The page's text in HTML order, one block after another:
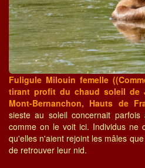
Fuligule Milouin femelle
tirant profit du chaud soleil de
Mont-Bernanchon, Hauts de
sieste au soleil concernait
comme on le voit ici. Individus ne
qu'elles n'aient rejoint les mâles
de retrouver leur nid.